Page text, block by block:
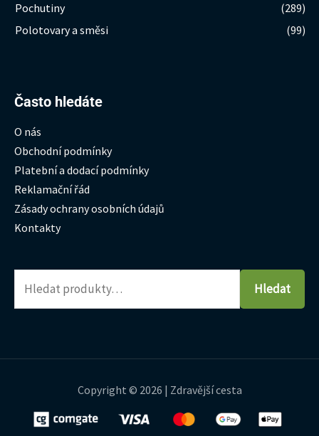
Pochutiny
(289)
Polotovary a směsi
(99)
Často hledáte
O nás
Obchodní podmínky
Platební a dodací podmínky
Reklamační řád
Zásady ochrany osobních údajů
Kontakty
Hledat:
Hledat
Copyright © 2026 | Zdravější cesta